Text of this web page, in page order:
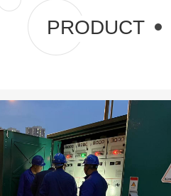
PRODUCT